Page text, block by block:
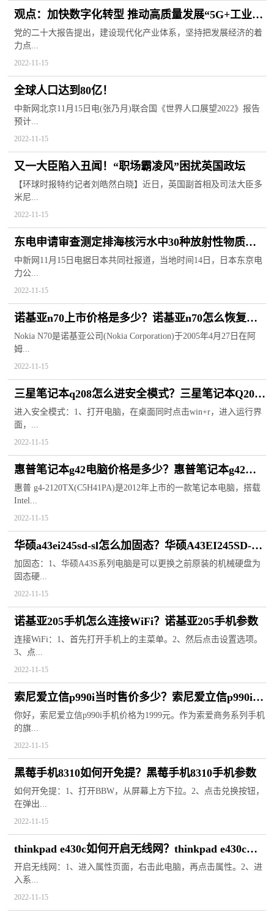
观点：加快数字化转型 推动高质量发展“5G+工业互
联网”典型应用系列报道｜从制造到“智造”
山东移动5G助力海尔智慧工厂数字化蝶变
党的二十大报告提出，建设现代化产业体系，坚持把发展经济的着
力点...
2022-11-15
全球人口达到80亿！
中新网北京11月15日电(张乃月)联合国《世界人口展望2022》报告
预计...
2022-11-15
又一大臣陷入丑闻！“职场霸凌风”困扰英国政坛
【环球时报特约记者刘皓然白晓】近日，英国副首相及司法大臣多
米尼...
2022-11-15
东电申请审查测定排海核污水中30种放射性物质的
计划
中新网11月15日电据日本共同社报道，当地时间14日，日本东京电
力公...
2022-11-15
诺基亚n70上市价格是多少？诺基亚n70怎么恢复出
厂设置？
Nokia N70是诺基亚公司(Nokia Corporation)于2005年4月27日在阿
姆...
2022-11-15
三星笔记本q208怎么进安全模式？三星笔记本Q208
怎么重装系统？
进入安全模式：1、打开电脑，在桌面同时点击win+r，进入运行界
面，...
2022-11-15
惠普笔记本g42电脑价格是多少？惠普笔记本g42怎
么升级内存？
惠普 g4-2120TX(C5H41PA)是2012年上市的一款笔记本电脑，搭载
Intel...
2022-11-15
华硕a43ei245sd-sl怎么加固态？华硕A43EI245SD-SL
现在还能用吗？
加固态：1、华硕A43S系列电脑是可以更换之前原装的机械硬盘为
固态硬...
2022-11-15
诺基亚205手机怎么连接WiFi？诺基亚205手机参数
连接WiFi：1、首先打开手机上的主菜单。2、然后点击设置选项。
3、点...
2022-11-15
索尼爱立信p990i当时售价多少？索尼爱立信p990i手
机参数
你好，索尼爱立信p990i手机价格为1999元。作为索爱商务系列手机
的旗...
2022-11-15
黑莓手机8310如何开免提？黑莓手机8310手机参数
如何开免提：1、打开BBW，从屏幕上方下拉。2、点击兑换按钮，
在弹出...
2022-11-15
thinkpad e430c如何开启无线网？thinkpad e430c参
数
开启无线网：1、进入属性页面，右击此电脑，再点击属性。2、进
入系...
2022-11-15